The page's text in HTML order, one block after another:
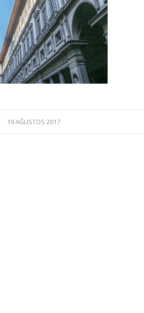
19 AĞUSTOS 2017